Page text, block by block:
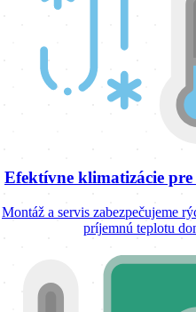
Efektívne klimatizácie
Montáž a servis zabezpečujeme
príjemnú teplotu